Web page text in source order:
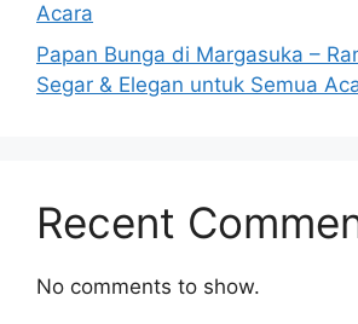
Acara
Papan Bunga di Margasuka –
Segar & Elegan untuk Semua
Recent
No comments to show.